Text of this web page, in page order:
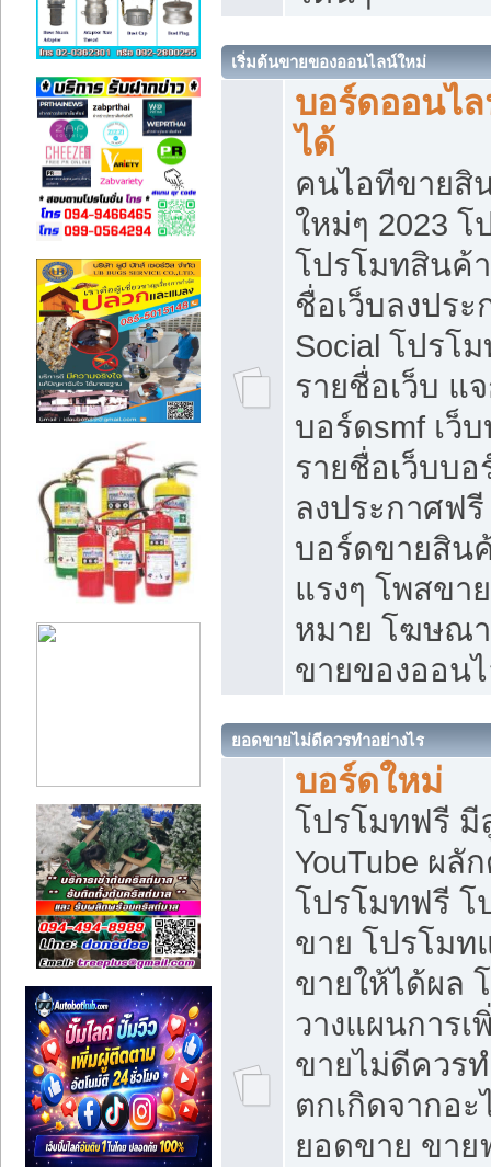
เริ่มต้นขายของออนไลน์ใหม่
บอร์ดออนไ
ได้
คนไอทีขายสิ
ใหม่ๆ 2023
โปรโมทสินค้
ชื่อเว็บลงปร
Social โปรโ
รายชื่อเว็บ แ
บอร์ดsmf เว็
รายชื่อเว็บบ
ลงประกาศฟรี
บอร์ดขายสิน
แรงๆ โพสขา
หมาย โฆษณ
ขายของออน
ยอดขายไม่ดีควรทำอย่างไร
บอร์ดใหม่
โปรโมทฟรี มี
YouTube ผลั
โปรโมทฟรี โ
ขาย โปรโมท
ขายให้ได้ผล
วางแผนการ
ขายไม่ดีควร
ตกเกิดจากอะ
ยอดขาย ขาย